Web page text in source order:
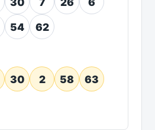
54 62
30 2 58
63